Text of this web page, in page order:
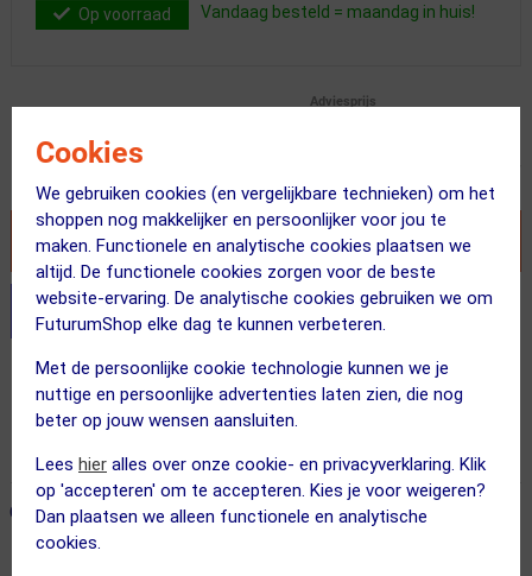
Cookies
We gebruiken cookies (en vergelijkbare technieken) om het
shoppen nog makkelijker en persoonlijker voor jou te
maken. Functionele en analytische cookies plaatsen we
altijd. De functionele cookies zorgen voor de beste
website-ervaring. De analytische cookies gebruiken we om
FuturumShop elke dag te kunnen verbeteren.
Met de persoonlijke cookie technologie kunnen we je
nuttige en persoonlijke advertenties laten zien, die nog
beter op jouw wensen aansluiten.
Lees hier alles over onze cookie- en privacyverklaring. Klik
op 'accepteren' om te accepteren. Kies je voor weigeren?
Dan plaatsen we alleen functionele en analytische
cookies.
Op voorraad Vandaag besteld = maandag in huis!
Adviesprijs
VOEG TOE AAN WINKELWAGEN
Stel je productvragen aan onze AI assistent
Gratis verzending vanaf €49
Vandaag besteld = maandag in huis!
← Terug naar productnavigatie
ONZE AANBEVOLEN COMBINATIE